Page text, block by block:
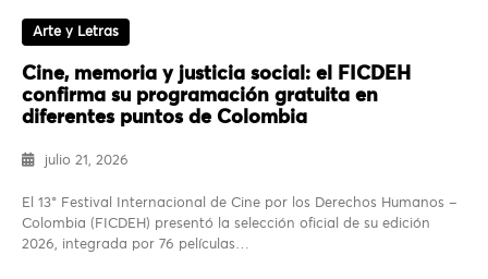
Arte y Letras
Cine, memoria y justicia social: el FICDEH
confirma su programación gratuita en
diferentes puntos de Colombia
julio 21, 2026
El 13° Festival Internacional de Cine por los Derechos Humanos –
Colombia (FICDEH) presentó la selección oficial de su edición
2026, integrada por 76 películas…